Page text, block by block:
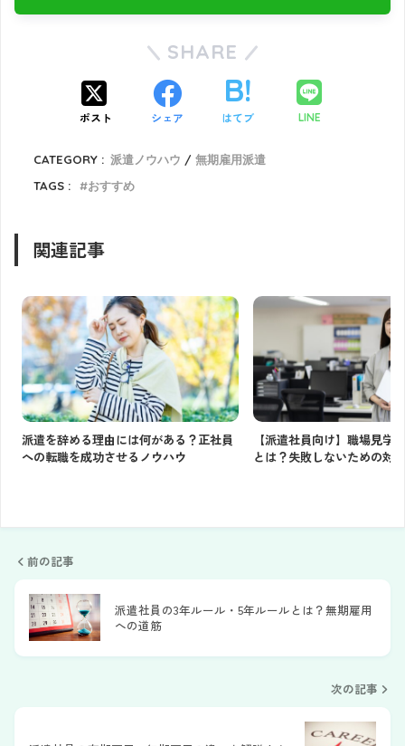
SHARE
ポスト シェア はてブ LINE
CATEGORY : 派遣ノウハウ
無期雇用派遣
TAGS :
おすすめ
関連記事
派遣を辞める理由には何がある？正社員
への転職を成功させるノウハウ
【派遣社員向け】職場見学
とは？失敗しないための対
前の記事
派遣社員の3年ルール・5年ルールとは？無期雇用
への道筋
次の記事